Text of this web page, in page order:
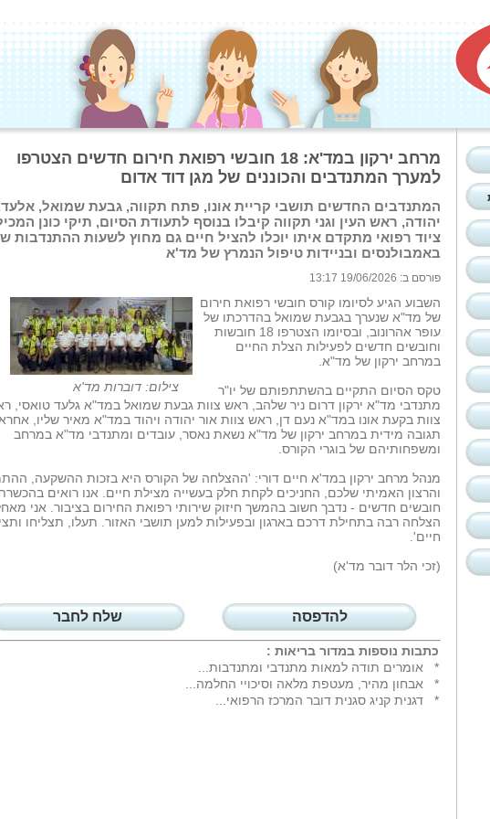
מרחב ירקון במד'א: 18 חובשי רפואת חירום חדשים הצטרפו
למערך המתנדבים והכוננים של מגן דוד אדום
המתנדבים החדשים תושבי קריית אונו, פתח תקווה, גבעת שמואל,
יהודה, ראש העין וגני תקווה קיבלו בנוסף לתעודת הסיום, תיקי כונן
ציוד רפואי מתקדם איתו יוכלו להציל חיים גם מחוץ לשעות ההתנדבות
באמבולנסים ובניידות טיפול הנמרץ של מד'א
פורסם ב: 19/06/2026 13:17
צילום: דוברות מד'א
השבוע הגיע לסיומו קורס חובשי רפואת חירום
של מד"א שנערך בגבעת שמואל בהדרכתו של
עופר אהרונוב, ובסיומו הצטרפו 18 חובשות
וחובשים חדשים לפעילות הצלת החיים
במרחב ירקון של מד"א.
טקס הסיום התקיים בהשתתפותם של יו"ר
מתנדבי מד"א ירקון דרום ניר שלהב, ראש צוות גבעת שמואל במד"א גלעד טואסי,
צוות בקעת אונו במד"א נעם דן, ראש צוות אור יהודה ויהוד במד"א מאיר שליו,
תגובה מידית במרחב ירקון של מד"א נשאת נאסר, עובדים ומתנדבי מד"א במרחב
ומשפחותיהם של בוגרי הקורס.
מנהל מרחב ירקון במד'א חיים דורי: 'ההצלחה של הקורס היא בזכות ההשקעה,
והרצון האמיתי שלכם, החניכים לקחת חלק בעשייה מצילת חיים. אנו רואים
חובשים חדשים - נדבך חשוב בהמשך חיזוק שירותי רפואת החירום בציבור. אני
הצלחה רבה בתחילת דרכם בארגון ובפעילות למען תושבי האזור. תעלו, תצליחו
חיים'.
(זכי הלר דובר מד'א)
שלח לחבר להדפסה
כתבות נוספות במדור בריאות :
* אומרים תודה למאות מתנדבי ומתנדבות...
* אבחון מהיר, מעטפת מלאה וסיכויי החלמה...
* דגנית קניג סגנית דובר המרכז הרפואי...